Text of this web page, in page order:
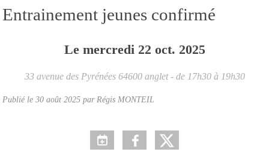
Entrainement jeunes confirmé
Le mercredi 22 oct. 2025
33 avenue des Pyrénées 64600 anglet - de 17h30 à 19h30
Publié le 30 août 2025 par Régis MONTEIL